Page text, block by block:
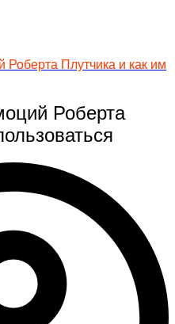
Роберта Плутчика и как им
Роберта